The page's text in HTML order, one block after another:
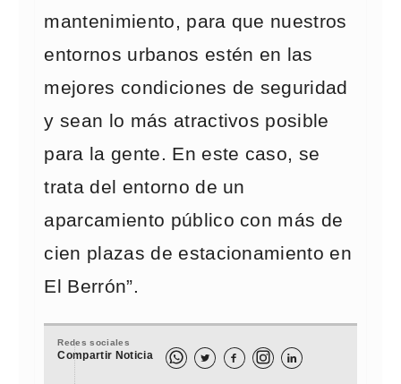
mantenimiento, para que nuestros
entornos urbanos estén en las
mejores condiciones de seguridad
y sean lo más atractivos posible
para la gente. En este caso, se
trata del entorno de un
aparcamiento público con más de
cien plazas de estacionamiento en
El Berrón”.
Redes sociales
Compartir Noticia   